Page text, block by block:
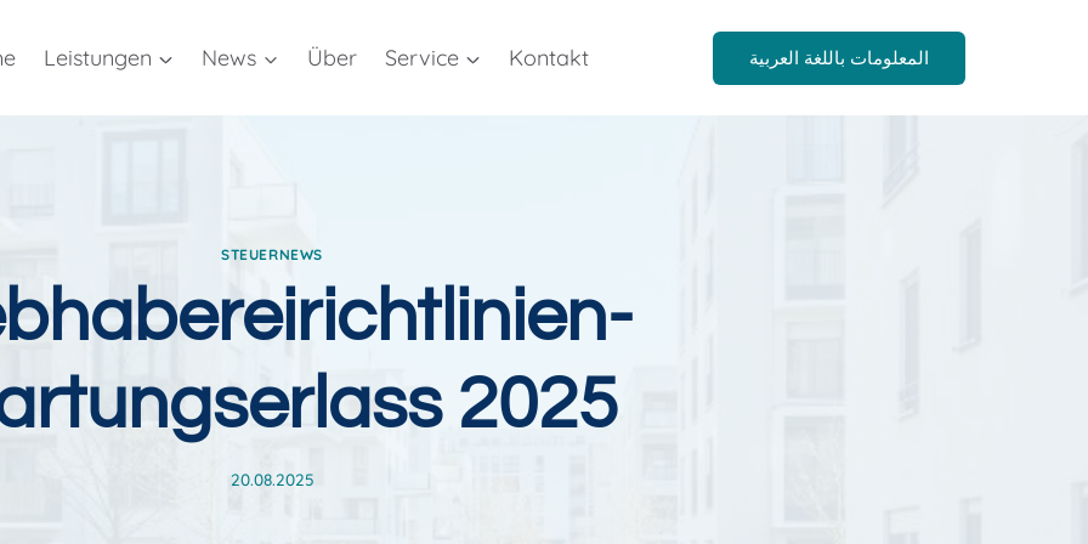
Leistungen News Über Service Kontakt المعلومات باللغة العربية
STEUERNEWS
2025
20.08.2025